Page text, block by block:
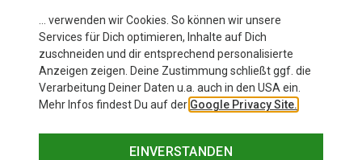
… verwenden wir Cookies. So können wir unsere
Services für Dich optimieren, Inhalte auf Dich
zuschneiden und dir entsprechend personalisierte
Anzeigen zeigen. Deine Zustimmung schließt ggf. die
Verarbeitung Deiner Daten u.a. auch in den USA ein.
Mehr Infos findest Du auf der Google Privacy Site.
EINVERSTANDEN